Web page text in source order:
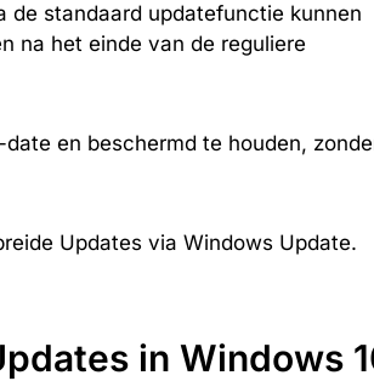
de standaard updatefunctie kunnen
na het einde van de reguliere
en beschermd te houden,
Updates via Windows Update.
in Windows